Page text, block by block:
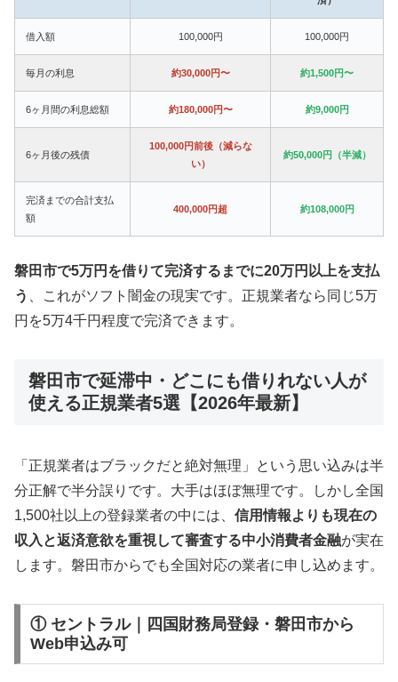
借入額 100,000円 100,000円
毎月の利息 約30,000円〜 約1,500円〜
6ヶ月間の利息総額 約180,000円〜 約9,000円
6ヶ月後の残債
100,000円前後（減らな
い）
約50,000円（半減）
完済までの合計支払
額
400,000円超 約108,000円
磐田市で5万円を借りて完済するまでに20万円以上を支払
う
、これがソフト闇金の現実です。正規業者なら同じ5万
円を5万4千円程度で完済できます。
磐田市で延滞中・どこにも借りれない人が
使える正規業者5選【2026年最新】
「正規業者はブラックだと絶対無理」という思い込みは半
分正解で半分誤りです。大手はほぼ無理です。しかし全国
1,500社以上の登録業者の中には、 信用情報よりも現在の
収入と返済意欲を重視して審査する中小消費者金融が実在
します。磐田市からでも全国対応の業者に申し込めます。
① セントラル｜四国財務局登録・磐田市から
Web申込み可